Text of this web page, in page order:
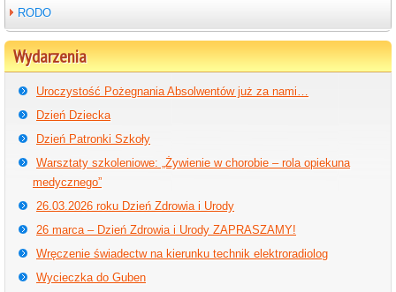
RODO
Wydarzenia
Uroczystość Pożegnania Absolwentów już za nami…
Dzień Dziecka
Dzień Patronki Szkoły
Warsztaty szkoleniowe: „Żywienie w chorobie – rola opiekuna
medycznego”
26.03.2026 roku Dzień Zdrowia i Urody
26 marca – Dzień Zdrowia i Urody ZAPRASZAMY!
Wręczenie świadectw na kierunku technik elektroradiolog
Wycieczka do Guben